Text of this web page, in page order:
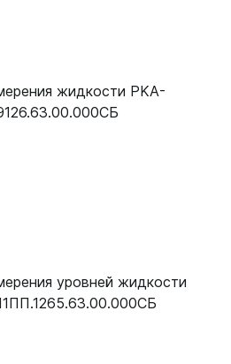
жидкости PKA-
уровней жидкости